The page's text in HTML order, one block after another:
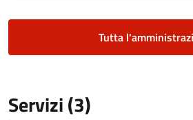
Tutta
Servizi (3)